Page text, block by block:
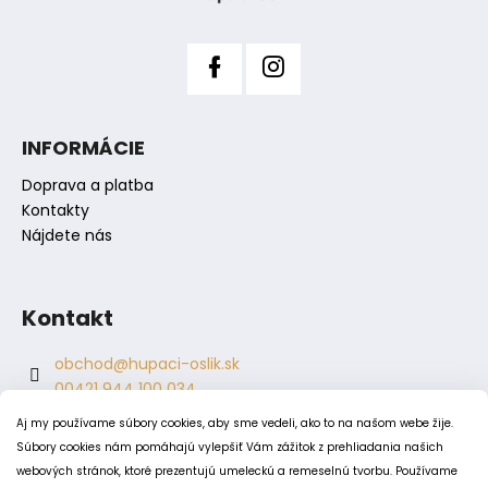
Aj my používame súbory cookies, aby sme vedeli, ako to na našom webe žije.
Súbory cookies nám pomáhajú vylepšiť Vám zážitok z prehliadania našich
webových stránok, ktoré prezentujú umeleckú a remeselnú tvorbu. Používame
y
INFORMÁCIE
Doprava a platba
Kontakty
Nájdete nás
Kontakt
obchod@hupaci-oslik.sk
00421 944 100 034
00421 944 904 704
hupaci.oslik
dagmar.juricova